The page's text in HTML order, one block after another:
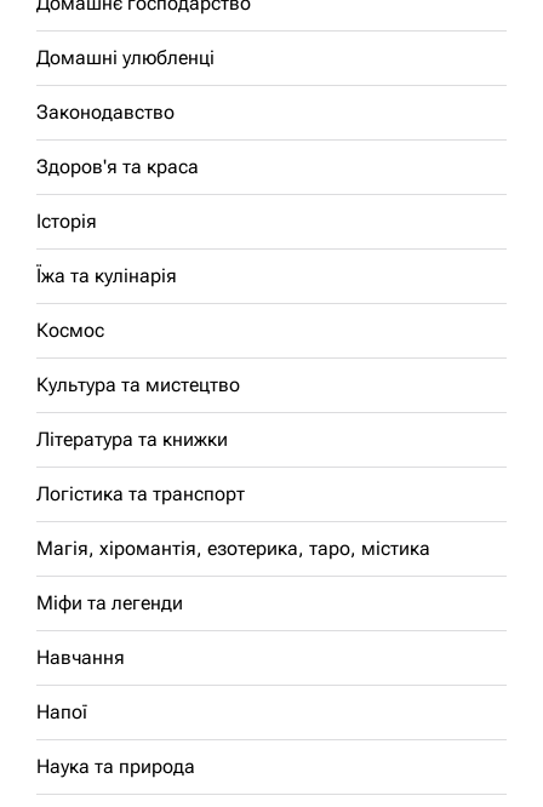
Домашні улюбленці
Законодавство
Здоров'я та краса
Історія
Їжа та кулінарія
Космос
Культура та мистецтво
Література та книжки
Логістика та транспорт
Магія, хіромантія, езотерика, таро, містика
Міфи та легенди
Навчання
Напої
Наука та природа